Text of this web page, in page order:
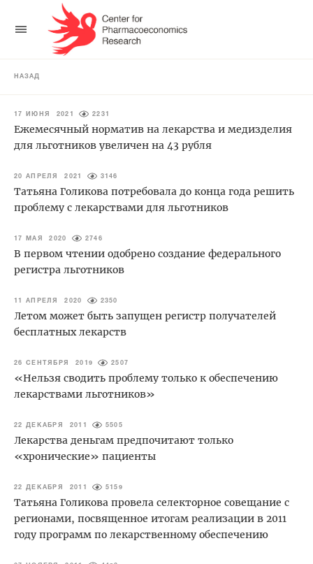
НАЗАД
17 ИЮНЯ 2021 2231
Ежемесячный норматив на лекарства и медизделия
для льготников увеличен на 43 рубля
20 АПРЕЛЯ 2021 3146
Татьяна Голикова потребовала до конца года решить
проблему с лекарствами для льготников
17 МАЯ 2020 2746
В первом чтении одобрено создание федерального
регистра льготников
11 АПРЕЛЯ 2020 2350
Летом может быть запущен регистр получателей
бесплатных лекарств
26 СЕНТЯБРЯ 2019 2507
«Нельзя сводить проблему только к обеспечению
лекарствами льготников»
22 ДЕКАБРЯ 2011 5505
Лекарства деньгам предпочитают только
«хронические» пациенты
22 ДЕКАБРЯ 2011 5159
Татьяна Голикова провела селекторное совещание с
регионами, посвященное итогам реализации в 2011
году программ по лекарственному обеспечению